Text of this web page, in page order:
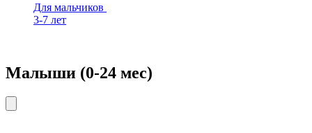
Для мальчиков
3-7 лет
Малыши (0-24 мес)